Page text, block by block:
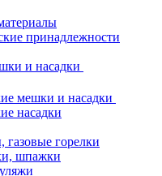
принадлежности
и насадки
мешки и насадки
насадки
горелки
шпажки